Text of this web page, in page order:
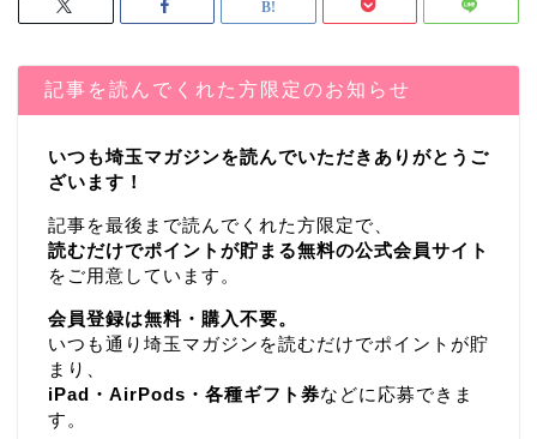
記事を読んでくれた方限定のお知らせ
いつも埼玉マガジンを読んでいただきありがとうご
ざいます！
記事を最後まで読んでくれた方限定で、
読むだけでポイントが貯まる無料の公式会員サイト
をご用意しています。
会員登録は無料・購入不要。
いつも通り埼玉マガジンを読むだけでポイントが貯
まり、
iPad・AirPods・各種ギフト券などに応募できま
す。